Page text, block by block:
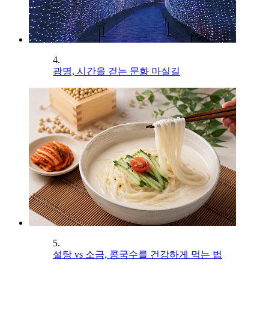
4.
광명, 시간을 걷는 문화 마실길
5.
설탕 vs 소금, 콩국수를 건강하게 먹는 법